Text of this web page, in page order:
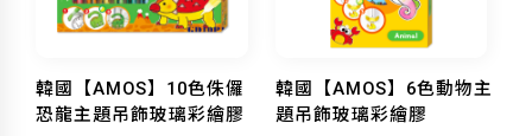
韓國【AMOS】10色侏儸
恐龍主題吊飾玻璃彩繪膠
韓國【AMOS】6色動物主
題吊飾玻璃彩繪膠